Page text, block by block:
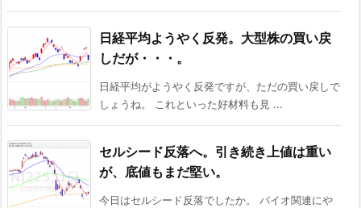
日経平均ようやく反発。大型株の買い戻
しだが・・・。
日経平均がようやく反発ですが、ただの買い戻しで
しょうね。 これといった好材料も見 ...
セルシード反落へ。引き続き上値は重い
が、底値もまだ堅い。
今日はセルシード反落でしたか。 バイオ関連にや